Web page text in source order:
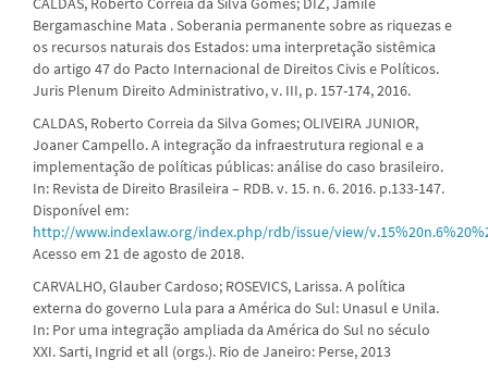
Bergamaschine Mata . Soberania permanente sobre as riquezas e
os recursos naturais dos Estados: uma interpretação sistêmica
do artigo 47 do Pacto Internacional de Direitos Civis e Políticos.
Juris Plenum Direito Administrativo, v. III, p. 157-174, 2016.
CALDAS, Roberto Correia da Silva Gomes; OLIVEIRA JUNIOR,
Joaner Campello. A integração da infraestrutura regional e a
implementação de políticas públicas: análise do caso brasileiro.
In: Revista de Direito Brasileira – RDB. v. 15. n. 6. 2016. p.133-147.
Disponível em:
http://www.indexlaw.org/index.php/rdb/issue/view/
Acesso em 21 de agosto de 2018.
CARVALHO, Glauber Cardoso; ROSEVICS, Larissa. A política
externa do governo Lula para a América do Sul: Unasul e Unila.
In: Por uma integração ampliada da América do Sul no século
XXI. Sarti, Ingrid et all (orgs.). Rio de Janeiro: Perse, 2013